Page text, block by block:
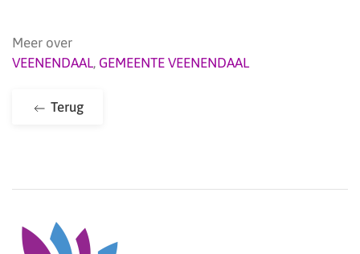
Meer over
VEENENDAAL, GEMEENTE VEENENDAAL
Terug